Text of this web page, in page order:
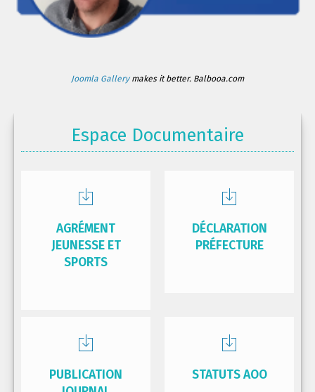
Joomla Gallerymakes it better. Balbooa.com
Espace Documentaire
AGRÉMENT
JEUNESSE ET
SPORTS
DÉCLARATION
PRÉFECTURE
PUBLICATION
STATUTS AOO